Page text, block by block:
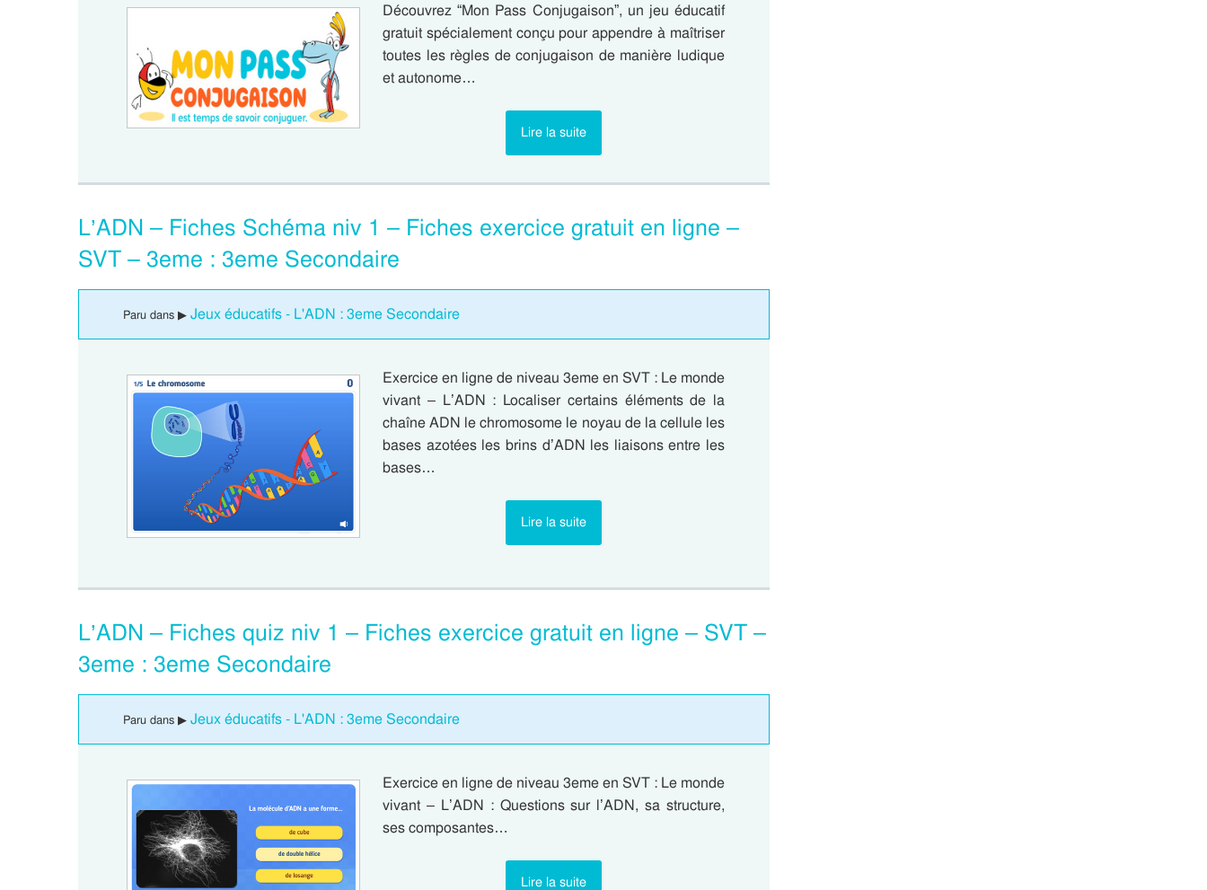
Découvrez “Mon Pass Conjugaison”, un jeu éducatif
gratuit spécialement conçu pour appendre à maîtriser
toutes les règles de conjugaison de manière ludique
et autonome…
Lire la suite
L’ADN – Fiches Schéma niv 1 – Fiches exercice gratuit en ligne –
SVT – 3eme : 3eme Secondaire
Paru dans ▶ Jeux éducatifs - L'ADN : 3eme Secondaire
Exercice en ligne de niveau 3eme en SVT : Le monde
vivant – L’ADN : Localiser certains éléments de la
chaîne ADN le chromosome le noyau de la cellule les
bases azotées les brins d’ADN les liaisons entre les
bases…
Lire la suite
L’ADN – Fiches quiz niv 1 – Fiches exercice gratuit en ligne – SVT –
3eme : 3eme Secondaire
Paru dans ▶ Jeux éducatifs - L'ADN : 3eme Secondaire
Exercice en ligne de niveau 3eme en SVT : Le monde
vivant – L’ADN : Questions sur l’ADN, sa structure,
ses composantes…
Lire la suite